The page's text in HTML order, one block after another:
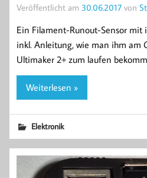
Veröffentlicht am 30.06.2017 von
Ein Filament-Runout-Sensor
inkl. Anleitung, wie man ihm am
Ultimaker 2+ zum laufen
Weiterlesen »
Elektronik